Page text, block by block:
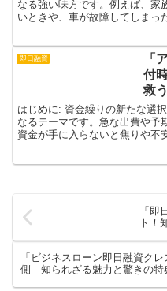
なる強い味方です。例えば、家
いときや、車が故障してしまっ
即日融資
「
付
救
はじめに: 資金繰りの新たな選
なるテーマです。急な出費や予
資金が手に入らないと焦りや不
「即
ト！
「ビジネスローン即日融資ク
側—知られざる魅力と驚きの特